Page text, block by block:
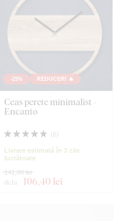
-25% REDUCERI 🔥
Ceas perete minimalist -
Encanto
( 6 )
Livrare estimată în 3 zile
lucrătoare
de la 106,40 lei
141,80 lei